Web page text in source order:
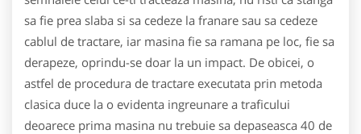
sa fie prea slaba si sa cedeze la franare sau sa cedeze
cablul de tractare, iar masina fie sa ramana pe loc, fie sa
derapeze, oprindu-se doar la un impact. De obicei, o
astfel de procedura de tractare executata prin metoda
clasica duce la o evidenta ingreunare a traficului
deoarece prima masina nu trebuie sa depaseasca 40 de